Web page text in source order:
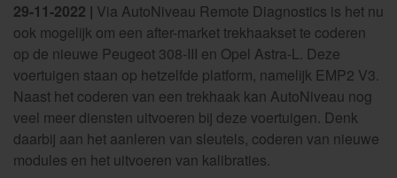
29-11-2022 | Via AutoNiveau Remote Diagnostics is het nu
ook mogelijk om een after-market trekhaakset te coderen
op de nieuwe Peugeot 308-III en Opel Astra-L. Deze
voertuigen staan op hetzelfde platform, namelijk EMP2 V3.
Naast het coderen van een trekhaak kan AutoNiveau nog
veel meer diensten uitvoeren bij deze voertuigen. Denk
daarbij aan het aanleren van sleutels, coderen van nieuwe
modules en het uitvoeren van kalibraties.